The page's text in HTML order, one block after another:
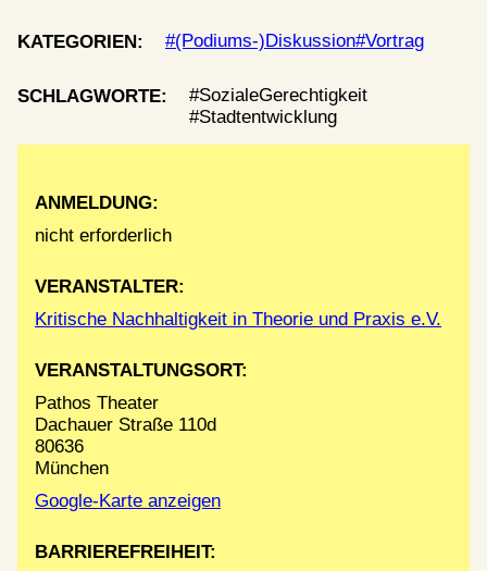
KATEGORIEN: (Podiums-)Diskussion Vortrag
SCHLAGWORTE:
SozialeGerechtigkeit
Stadtentwicklung
ANMELDUNG:
nicht erforderlich
VERANSTALTER:
Kritische Nachhaltigkeit in Theorie und Praxis e.V.
VERANSTALTUNGSORT:
Pathos Theater
Dachauer Straße 110d
80636
München
Google-Karte anzeigen
BARRIEREFREIHEIT: